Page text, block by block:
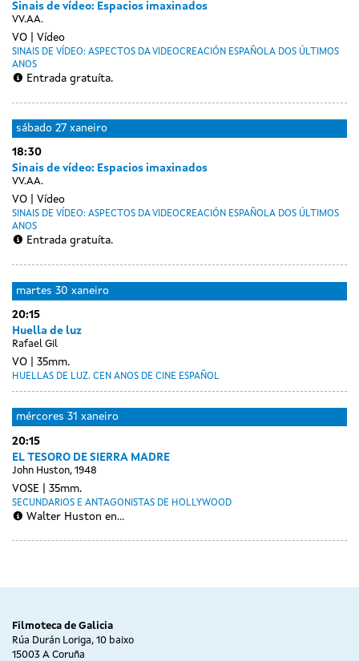
Sinais de vídeo: Espacios imaxinados
VV.AA.
VO Vídeo
SINAIS DE VÍDEO: ASPECTOS DA VIDEOCREACIÓN ESPAÑOLA DOS ÚLTIMOS
ANOS
Entrada gratuíta.
sábado 27 xaneiro
18:30
Sinais de vídeo: Espacios imaxinados
VV.AA.
VO Vídeo
SINAIS DE VÍDEO: ASPECTOS DA VIDEOCREACIÓN ESPAÑOLA DOS ÚLTIMOS
ANOS
Entrada gratuíta.
luns
29
xaneiro
Day
without
sessions
martes 30 xaneiro
20:15
Huella de luz
Rafael Gil
VO 35mm.
HUELLAS DE LUZ. CEN ANOS DE CINE ESPAÑOL
mércores 31 xaneiro
20:15
EL TESORO DE SIERRA MADRE
John Huston, 1948
VOSE 35mm.
SECUNDARIOS E ANTAGONISTAS DE HOLLYWOOD
Walter Huston en...
Filmoteca de Galicia
Rúa Durán Loriga, 10 baixo
15003 A Coruña